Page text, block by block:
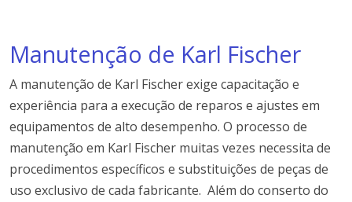
Manutenção de Karl Fischer
A manutenção de Karl Fischer exige capacitação e
experiência para a execução de reparos e ajustes em
equipamentos de alto desempenho. O processo de
manutenção em Karl Fischer muitas vezes necessita de
procedimentos específicos e substituições de peças de
uso exclusivo de cada fabricante. Além do conserto do